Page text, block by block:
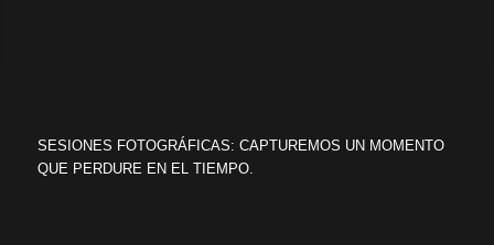
SESIONES FOTOGRÁFICAS: CAPTUREMOS UN MOMENTO
QUE PERDURE EN EL TIEMPO.